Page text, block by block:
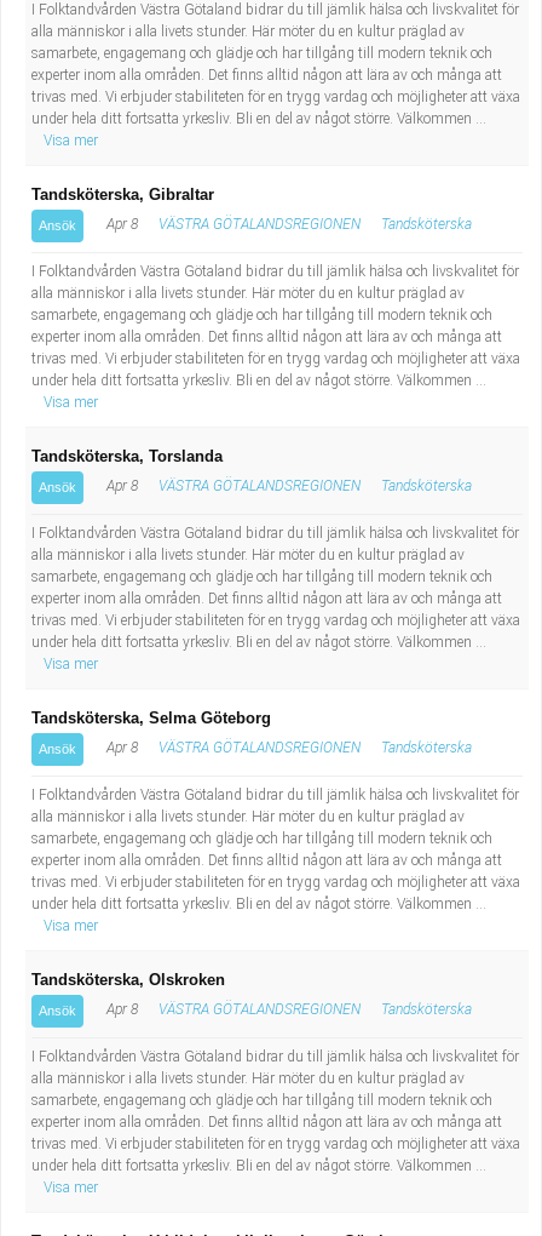
I Folktandvården Västra Götaland bidrar du till jämlik hälsa och livskvalitet för
alla människor i alla livets stunder. Här möter du en kultur präglad av
samarbete, engagemang och glädje och har tillgång till modern teknik och
experter inom alla områden. Det finns alltid någon att lära av och många att
trivas med. Vi erbjuder stabiliteten för en trygg vardag och möjligheter att växa
under hela ditt fortsatta yrkesliv. Bli en del av något större. Välkommen ...
Visa mer
Tandsköterska, Gibraltar
Ansök Apr 8 VÄSTRA GÖTALANDSREGIONEN Tandsköterska
I Folktandvården Västra Götaland bidrar du till jämlik hälsa och livskvalitet för
alla människor i alla livets stunder. Här möter du en kultur präglad av
samarbete, engagemang och glädje och har tillgång till modern teknik och
experter inom alla områden. Det finns alltid någon att lära av och många att
trivas med. Vi erbjuder stabiliteten för en trygg vardag och möjligheter att växa
under hela ditt fortsatta yrkesliv. Bli en del av något större. Välkommen ...
Visa mer
Tandsköterska, Torslanda
Ansök Apr 8 VÄSTRA GÖTALANDSREGIONEN Tandsköterska
I Folktandvården Västra Götaland bidrar du till jämlik hälsa och livskvalitet för
alla människor i alla livets stunder. Här möter du en kultur präglad av
samarbete, engagemang och glädje och har tillgång till modern teknik och
experter inom alla områden. Det finns alltid någon att lära av och många att
trivas med. Vi erbjuder stabiliteten för en trygg vardag och möjligheter att växa
under hela ditt fortsatta yrkesliv. Bli en del av något större. Välkommen ...
Visa mer
Tandsköterska, Selma Göteborg
Ansök Apr 8 VÄSTRA GÖTALANDSREGIONEN Tandsköterska
I Folktandvården Västra Götaland bidrar du till jämlik hälsa och livskvalitet för
alla människor i alla livets stunder. Här möter du en kultur präglad av
samarbete, engagemang och glädje och har tillgång till modern teknik och
experter inom alla områden. Det finns alltid någon att lära av och många att
trivas med. Vi erbjuder stabiliteten för en trygg vardag och möjligheter att växa
under hela ditt fortsatta yrkesliv. Bli en del av något större. Välkommen ...
Visa mer
Tandsköterska, Olskroken
Ansök Apr 8 VÄSTRA GÖTALANDSREGIONEN Tandsköterska
I Folktandvården Västra Götaland bidrar du till jämlik hälsa och livskvalitet för
alla människor i alla livets stunder. Här möter du en kultur präglad av
samarbete, engagemang och glädje och har tillgång till modern teknik och
experter inom alla områden. Det finns alltid någon att lära av och många att
trivas med. Vi erbjuder stabiliteten för en trygg vardag och möjligheter att växa
under hela ditt fortsatta yrkesliv. Bli en del av något större. Välkommen ...
Visa mer